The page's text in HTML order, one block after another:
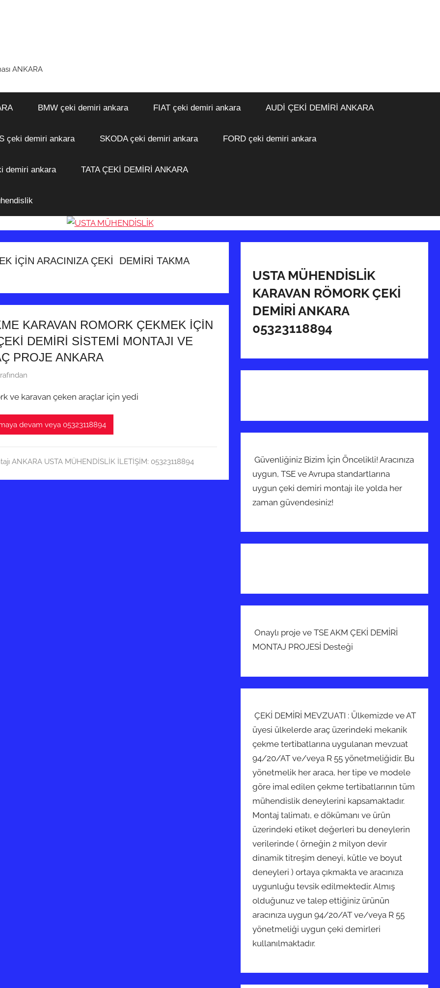
ANKARA
BMW çeki demiri ankara FIAT çeki demiri ankara AUDİ ÇEKİ DEMİRİ ANKARA
çeki demiri ankara SKODA çeki demiri ankara FORD çeki demiri ankara
demiri ankara TATA ÇEKİ DEMİRİ ANKARA
İÇİN ARACINIZA ÇEKİ DEMİRİ TAKMA
KARAVAN ROMORK ÇEKMEK İÇİN
DEMİRİ SİSTEMİ MONTAJI VE
PROJE ANKARA
ve karavan çeken araçlar için yedi
devam veya 05323118894
ANKARA USTA MÜHENDİSLİK İLETİŞİM: 05323118894
USTA MÜHENDİSLİK
KARAVAN RÖMORK ÇEKİ
DEMİRİ ANKARA
05323118894
Güvenliğiniz Bizim İçin Öncelikli! Aracınıza
uygun, TSE ve Avrupa standartlarına
uygun çeki demiri montajı ile yolda her
zaman güvendesiniz!
Onaylı proje ve TSE AKM ÇEKİ DEMİRİ
MONTAJ PROJESİ Desteği
ÇEKİ DEMİRİ MEVZUATI : Ülkemizde ve AT
üyesi ülkelerde araç üzerindeki mekanik
çekme tertibatlarına uygulanan mevzuat
94/20/AT ve/veya R 55 yönetmeliğidir. Bu
yönetmelik her araca, her tipe ve modele
göre imal edilen çekme tertibatlarının tüm
mühendislik deneylerini kapsamaktadır.
Montaj talimatı, e dökümanı ve ürün
üzerindeki etiket değerleri bu deneylerin
verilerinde ( örneğin 2 milyon devir
dinamik titreşim deneyi, kütle ve boyut
deneyleri ) ortaya çıkmakta ve aracınıza
uygunluğu tevsik edilmektedir. Almış
olduğunuz ve talep ettiğiniz ürünün
aracınıza uygun 94/20/AT ve/veya R 55
yönetmeliği uygun çeki demirleri
kullanılmaktadır.